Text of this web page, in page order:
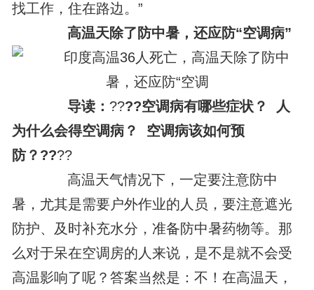
找工作，住在路边。”
高温天除了防中暑 ，还应防“空调病”
导读： ????空调病有哪些症状？
人
为什么会得空调病？
空调病该如何预
防？ ????
高温天气情况下，一定要注意防中
暑，尤其是需要户外作业的人员，要注意遮光
防护、及时补充水分，准备防中暑药物等。那
么对于呆在空调房的人来说，是不是就不会受
高温影响了呢？答案当然是：不！在高温天，